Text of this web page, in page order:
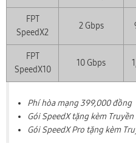
FPT
SpeedX2
2 Gbps
FPT
SpeedX10
10 Gbps
Phí hòa mạng 399,000 đồng
Gói SpeedX tặng kèm
Gói SpeedX Pro tặng kèm